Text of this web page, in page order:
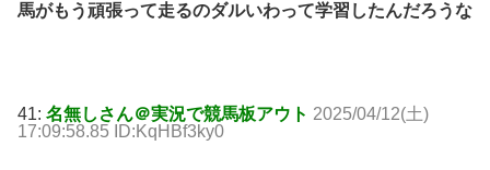
馬がもう頑張って走るのダルいわって学習したんだろうな
41: 名無しさん＠実況で競馬板アウト 2025/04/12(土)
17:09:58.85 ID:KqHBf3ky0